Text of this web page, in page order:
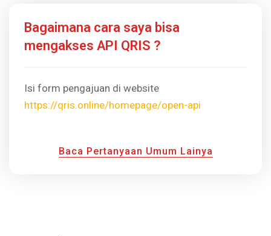
Bagaimana cara saya bisa
mengakses API QRIS ?
Isi form pengajuan di website
https://qris.online/homepage/open-api
Baca Pertanyaan Umum Lainya